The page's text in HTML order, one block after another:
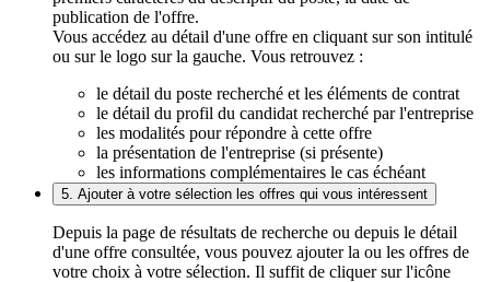
publication de l'offre.
Vous accédez au détail d'une offre en cliquant sur son intitulé
ou sur le logo sur la gauche. Vous retrouvez :
le détail du poste recherché et les éléments de contrat
le détail du profil du candidat recherché par l'entreprise
les modalités pour répondre à cette offre
la présentation de l'entreprise (si présente)
les informations complémentaires le cas échéant
5. Ajouter à votre sélection les offres qui vous intéressent
Depuis la page de résultats de recherche ou depuis le détail
d'une offre consultée, vous pouvez ajouter la ou les offres de
votre choix à votre sélection. Il suffit de cliquer sur l'icône